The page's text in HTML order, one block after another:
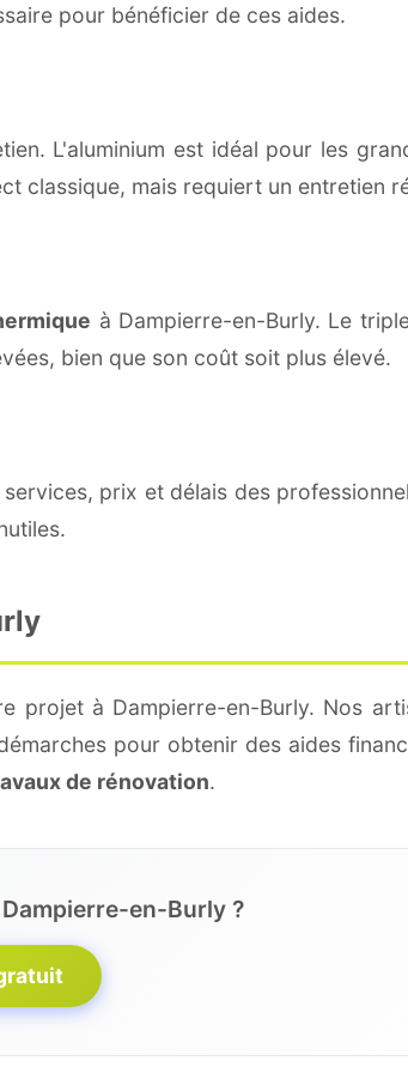
pour bénéficier de ces aides.
L'aluminium est idéal pour les
classique, mais requiert un entretien
à Dampierre-en-Burly. Le
bien que son coût soit plus élevé.
prix et délais des
projet à Dampierre-en-Burly. Nos
pour obtenir des aides
de rénovation.
en-Burly ?